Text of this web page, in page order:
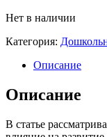
Нет в наличии
Категория:
Описание
Описание
В статье